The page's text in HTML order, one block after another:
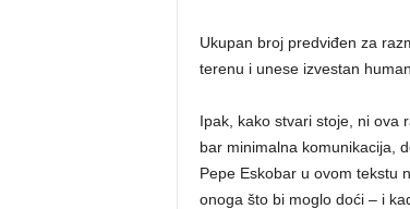
Ukupan broj predviđen za
terenu i unese izvestan
Ipak, kako stvari stoje, ni ova
bar minimalna komunikacija,
Pepe Eskobar u ovom tekstu
onoga što bi moglo doći – i